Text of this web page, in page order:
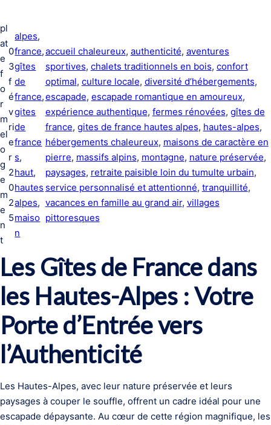
pl
at
e
f
o
r
m
el
o
g
e
m
e
n
t
0
3
f
é
v
ri
e
r
2
0
2
5
alpes
france ,
gîtes
de
france ,
gites
de
france
s
haut
hautes
alpes
maiso
n
accueil chaleureux, authenticité, aventures
sportives, chalets traditionnels en bois, confort
optimal, culture locale, diversité d’hébergements
escapade, escapade romantique en amoureux
expérience authentique, fermes rénovées, gîtes de
france, gites de france hautes alpes, hautes-alpes
hébergements chaleureux, maisons de caractère en
pierre, massifs alpins, montagne, nature préservée
paysages, retraite paisible loin du tumulte urbain
service personnalisé et attentionné, tranquillité
vacances en famille au grand air, villages
pittoresques
Les Gîtes de France dans
les Hautes-Alpes : Votre
Porte d’Entrée vers
l’Authenticité
Les Hautes-Alpes, avec leur nature préservée et leurs
paysages à couper le souffle, offrent un cadre idéal pour une
escapade dépaysante. Au cœur de cette région magnifique, les